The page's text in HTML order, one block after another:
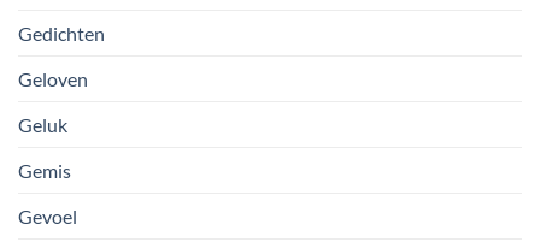
Gedichten
Geloven
Geluk
Gemis
Gevoel